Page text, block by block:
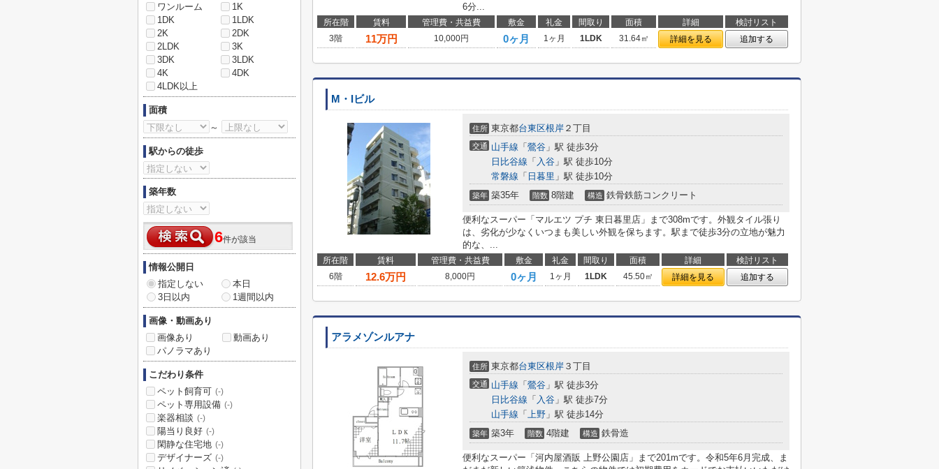
6分...
所在階 賃料 管理費・共益費 敷金 礼金 間取り 面積 詳細
検討リスト
3階
11万円 10,000円 0ヶ月 1ヶ月 1LDK 31.64㎡ 詳細を見る 追加する
M・Iビル
住所 東京都台東区根岸 ２丁目
交通 山手線 「 鶯谷 」駅 徒歩3分
日比谷線 「 入谷 」駅 徒歩10分
常磐線 「 日暮里 」駅 徒歩10分
築年 築35年 階数 8階建 構造 鉄骨鉄筋コンクリート
便利なスーパー「マルエツ プチ 東日暮里店」まで308mです。外観タイル張り
は、劣化が少なくいつまも美しい外観を保ちます。駅まで徒歩3分の立地が魅力
的な、...
所在階 賃料 管理費・共益費 敷金 礼金 間取り 面積 詳細
検討リスト
6階
12.6万円 8,000円 0ヶ月 1ヶ月 1LDK 45.50㎡ 詳細を見る 追加する
アラメゾンルアナ
住所 東京都台東区根岸 ３丁目
交通 山手線 「 鶯谷 」駅 徒歩3分
日比谷線 「 入谷 」駅 徒歩7分
山手線 「 上野 」駅 徒歩14分
築年 築3年 階数 4階建 構造 鉄骨造
便利なスーパー「河内屋酒販 上野公園店」まで201mです。令和5年6月完成、ま
ワンルーム
1K
1DK
1LDK
2K
2DK
2LDK
3K
3DK
3LDK
4K
4DK
4LDK以上
面積
～
駅からの徒歩
築年数
6件が該当
情報公開日
指定しない
本日
3日以内
1週間以内
画像・動画あり
画像あり
動画あり
パノラマあり
こだわり条件
ペット飼育可 (-)
ペット専用設備 (-)
楽器相談 (-)
陽当り良好 (-)
閑静な住宅地 (-)
デザイナーズ (-)